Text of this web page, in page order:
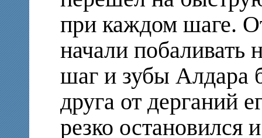
при каждом шаге.
начали побаливать
шаг и зубы Алдара
друга от дерганий
резко остановился